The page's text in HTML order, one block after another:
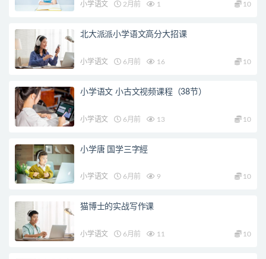
小学语文 2月前 1 10
北大派派小学语文高分大招课
小学语文 6月前 16 10
小学语文 小古文视频课程（38节）
小学语文 6月前 13 10
小学唐 国学三字經
小学语文 6月前 9 10
猫博士的实战写作课
小学语文 6月前 11 10